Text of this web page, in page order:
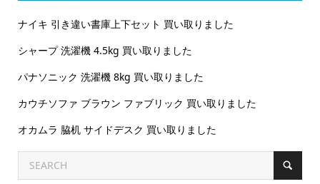
ナイキ 引き違い書庫上下セット 買い取りました
シャープ 洗濯機 4.5kg 買い取りました
パナソニック 洗濯機 8kg 買い取りました
カウチソファ ブラウン ファブリック 買い取りました
オカムラ 脇机 サイドデスク 買い取りました